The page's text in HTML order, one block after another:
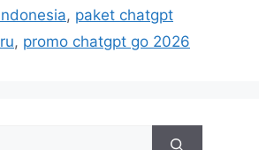
, paket chatgpt
, promo chatgpt go 2026